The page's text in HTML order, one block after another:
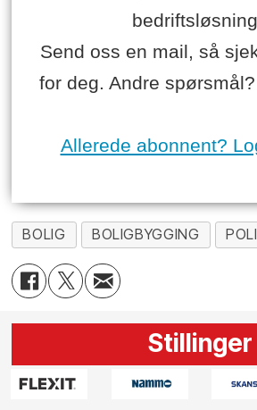
Send oss en mail, så
for deg. Andre spørsmål?
Allerede abonnent?
BOLIG BOLIGBYGGING
Stillinger